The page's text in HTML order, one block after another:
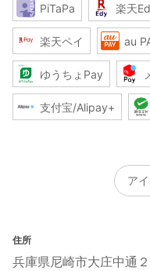
PiTaPa 楽天
楽天ペイ au
ゆうちょPay
支付宝/Alipay+
ア
住所
兵庫県尼崎市大庄中通